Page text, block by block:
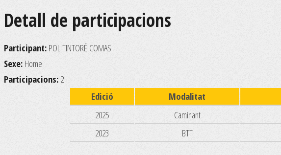
Detall de participacions
Participant: POL TINTORÉ COMAS
Sexe: Home
Participacions: 2
Edició
Modalitat
2025
Caminant
2023
BTT